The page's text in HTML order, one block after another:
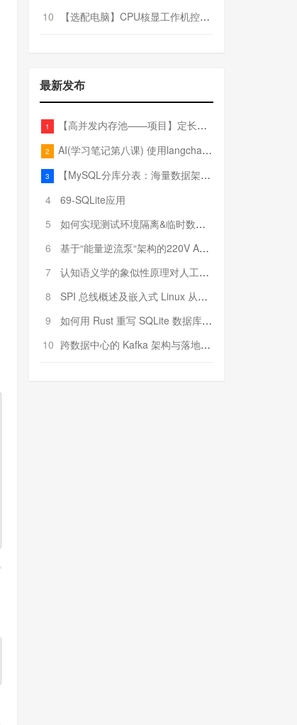
10
【选配电脑】CPU核显工作机控制预算5000
最新发布
1 【高并发内存池——项目】定长内存池——开胃小菜
2 AI(学习笔记第八课) 使用langchain的embedding models
3
【MySQL分库分表：海量数据架构的终极解决方案】
4
69-SQLite应用
5
如何实现测试环境隔离&临时数据库（pytest+SQLite）
6
基于“能量逆流泵“架构的220V AC至20V DC 300W高效电源设计
7
认知语义学的象似性原理对人工智能自然语言处理深层语义分析的影响与启示
8
SPI 总线概述及嵌入式 Linux 从属 SPI 设备驱动程序开发（第二部分，实践）
9
如何用 Rust 重写 SQLite 数据库（二）:是否有市场空间？
10 跨数据中心的 Kafka 架构与落地实战